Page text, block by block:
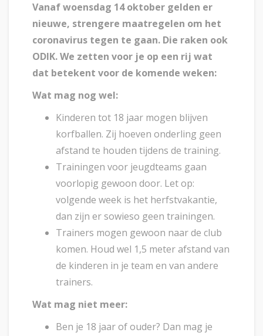
Vanaf woensdag 14 oktober gelden er
nieuwe, strengere maatregelen om het
coronavirus tegen te gaan. Die raken ook
ODIK. We zetten voor je op een rij wat
dat betekent voor de komende weken:
Wat mag nog wel:
Kinderen tot 18 jaar mogen blijven
korfballen. Zij hoeven onderling geen
afstand te houden tijdens de training.
Trainingen voor jeugdteams gaan
voorlopig gewoon door. Let op:
volgende week is het herfstvakantie,
dan zijn er sowieso geen trainingen.
Trainers mogen gewoon naar de club
komen. Houd wel 1,5 meter afstand van
de kinderen in je team en van andere
trainers.
Wat mag niet meer:
Ben je 18 jaar of ouder? Dan mag je